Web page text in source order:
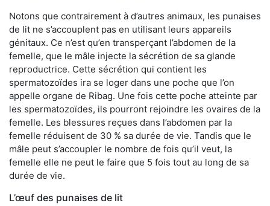
Notons que contrairement à d’autres animaux, les punaises
de lit ne s’accouplent pas en utilisant leurs appareils
génitaux. Ce n’est qu’en transperçant l’abdomen de la
femelle, que le mâle injecte la sécrétion de sa glande
reproductrice. Cette sécrétion qui contient les
spermatozoïdes ira se loger dans une poche que l’on
appelle organe de Ribag. Une fois cette poche atteinte par
les spermatozoïdes, ils pourront rejoindre les ovaires de la
femelle. Les blessures reçues dans l’abdomen par la
femelle réduisent de 30 % sa durée de vie. Tandis que le
mâle peut s’accoupler le nombre de fois qu’il veut, la
femelle elle ne peut le faire que 5 fois tout au long de sa
durée de vie.
L’œuf des punaises de lit